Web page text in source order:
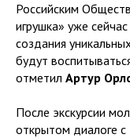
Российским
игрушка» уже
создания
будут
отметил Артур
После экскурсии
открытом диалоге